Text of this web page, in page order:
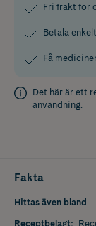
Fri frakt för
Betala
Få
Det här är ett
användning.
Fakta
Hittas även bland
Receptbelagt: